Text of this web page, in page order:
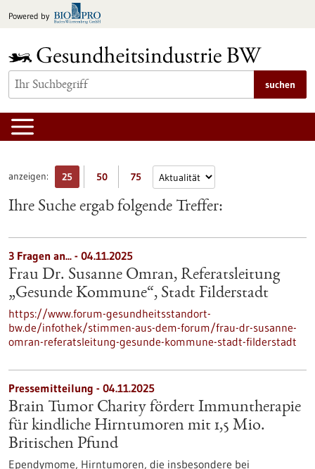
Inhalt
Powered by
suchen
anzeigen: 25 50 75
Ihre Suche ergab folgende Treffer:
3 Fragen an... - 04.11.2025
Frau Dr. Susanne Omran, Referatsleitung
„Gesunde Kommune“, Stadt Filderstadt
https://www.forum-gesundheitsstandort-
bw.de/infothek/stimmen-aus-dem-forum/frau-dr-susanne-
omran-referatsleitung-gesunde-kommune-stadt-filderstadt
Pressemitteilung - 04.11.2025
Brain Tumor Charity fördert Immuntherapie
für kindliche Hirntumoren mit 1,5 Mio.
Britischen Pfund
Ependymome, Hirntumoren, die insbesondere bei